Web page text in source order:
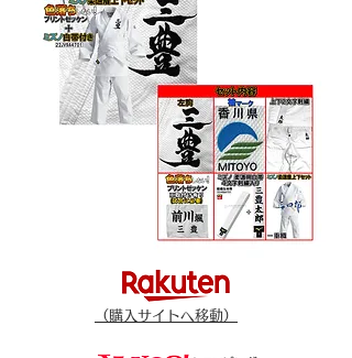
（​購入サイトへ移動）